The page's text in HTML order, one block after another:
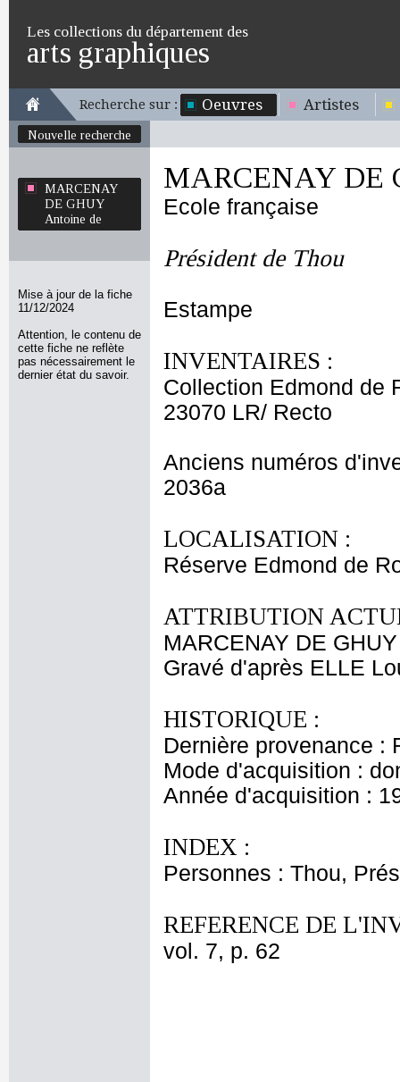
Les collections du département des
arts graphiques
Recherche sur : Oeuvres Artistes
Nouvelle recherche
MARCENAY
DE GHUY
Antoine de
Mise à jour de la fiche
11/12/2024
Attention, le contenu de
cette fiche ne reflète
pas nécessairement le
dernier état du savoir.
MARCENAY DE
Ecole française
Président de Thou
Estampe
INVENTAIRES :
Collection Edmond de
23070 LR/ Recto
Anciens numéros
2036a
LOCALISATION :
Réserve Edmond de
ATTRIBUTION
MARCENAY DE
Gravé d'après ELLE
HISTORIQUE :
Dernière provenance :
Mode d'acquisition :
Année d'acquisition :
INDEX :
Personnes : Thou,
REFERENCE DE
vol. 7, p. 62